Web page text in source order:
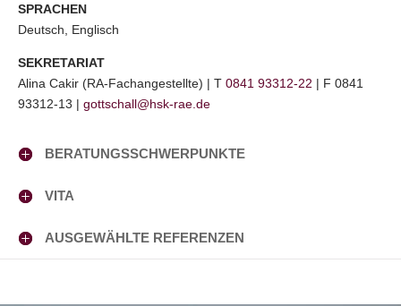
SPRACHEN
Deutsch, Englisch
SEKRETARIAT
Alina Cakir (RA-Fachangestellte) | T 0841 93312-22 | F 0841
93312-13 | gottschall@hsk-rae.de
BERATUNGSSCHWERPUNKTE
VITA
AUSGEWÄHLTE REFERENZEN